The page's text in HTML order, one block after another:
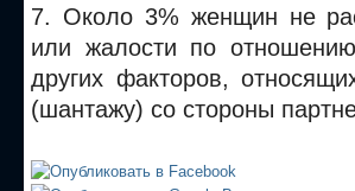
7. Около 3% женщин не
или жалости по
других факторов,
(шантажу) со стороны